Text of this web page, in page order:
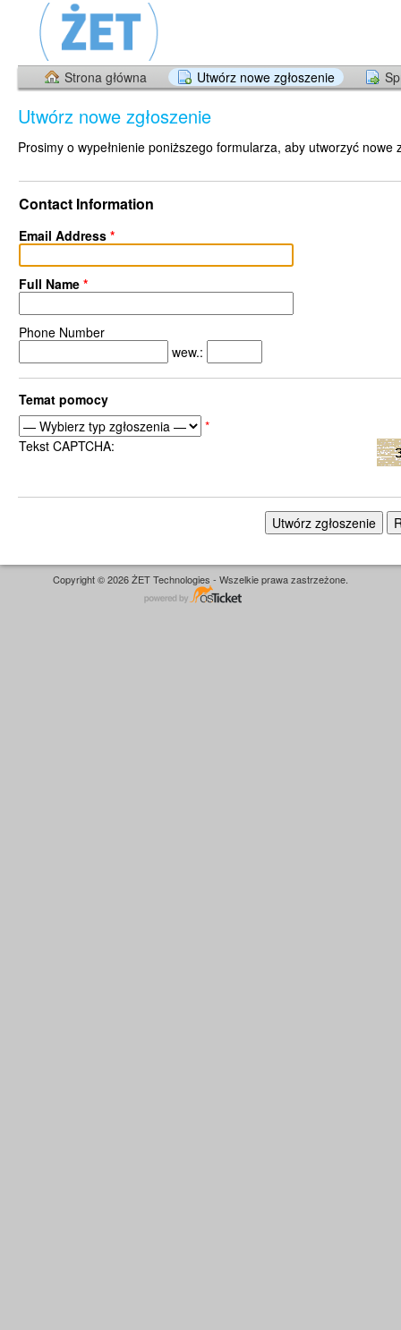
Strona główna Utwórz nowe zgłoszenie
Utwórz nowe zgłoszenie
Prosimy o wypełnienie poniższego formularza, aby utworzyć nowe
Contact Information
Email Address *
Full Name *
Phone Number
wew.:
Temat pomocy
*
Tekst CAPTCHA:
Copyright © 2026 ŻET Technologies - Wszelkie prawa zastrzeżone.